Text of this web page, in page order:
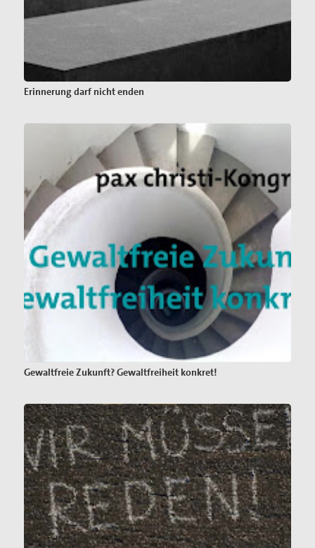
Erinnerung darf nicht enden
Gewaltfreie Zukunft? Gewaltfreiheit konkret!